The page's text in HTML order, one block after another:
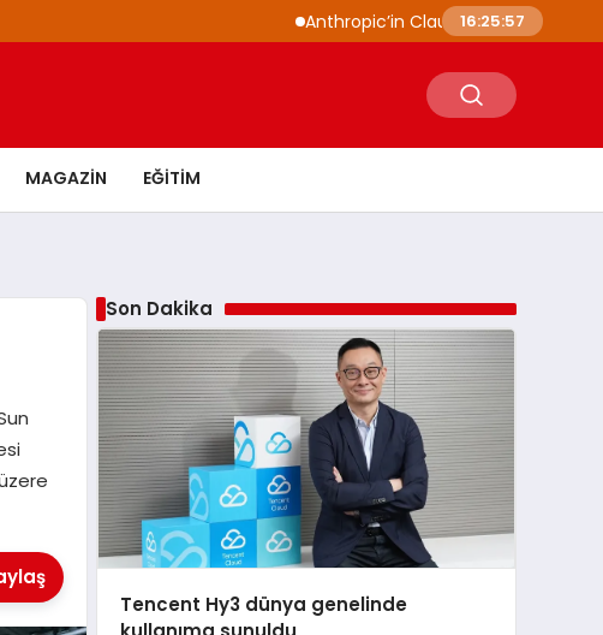
Anthropic’in Claude modelleri siber
16:25:58
MAGAZIN EĞITIM
Son Dakika
Tencent Hy3 dünya genelinde